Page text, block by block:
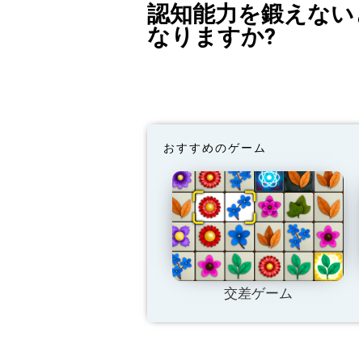
認知能力を鍛えない
なりますか?
おすすめのゲーム
交差ゲーム